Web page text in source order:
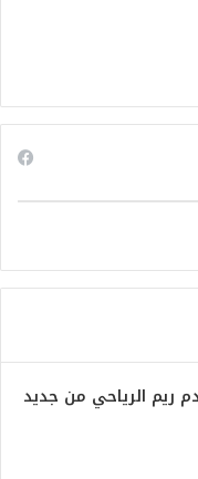
ريم الرياحي من جديد